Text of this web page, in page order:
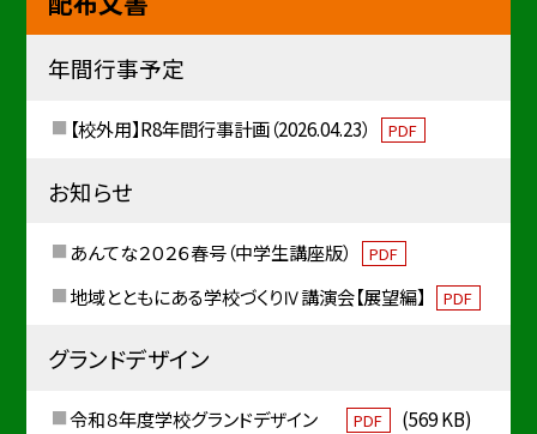
年間行事予定
【校外用】R8年間行事計画（2026.04.23） PDF
お知らせ
あんてな２０２６春号（中学生講座版） PDF
地域とともにある学校づくりⅣ講演会【展望編】 PDF
グランドデザイン
令和８年度学校グランドデザイン PDF (569 KB)